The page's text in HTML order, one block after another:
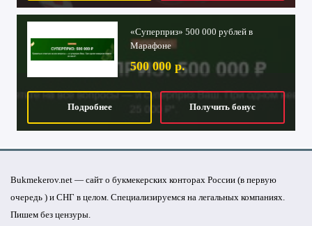
«Суперприз» 500 000 рублей в
Марафоне
500 000 р.
Подробнее Получить бонус
Bukmekerov.net — сайт о букмекерских конторах России (в первую
очередь ) и СНГ в целом. Специализируемся на легальных компаниях.
Пишем без цензуры.